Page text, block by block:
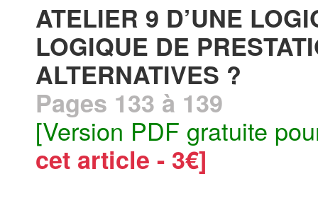
ATELIER 9 D’UNE
LOGIQUE DE
ALTERNATIVES ?
Pages 133 à 139
[Version PDF gratuite
cet article - 3€]